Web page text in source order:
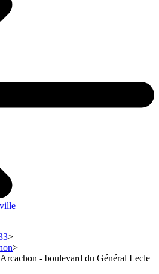
- boulevard du Général Lecle